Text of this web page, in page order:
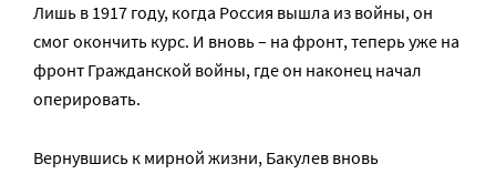
Лишь в 1917 году, когда Россия вышла из войны, он
смог окончить курс. И вновь – на фронт, теперь уже на
фронт Гражданской войны, где он наконец начал
оперировать.
Вернувшись к мирной жизни, Бакулев вновь